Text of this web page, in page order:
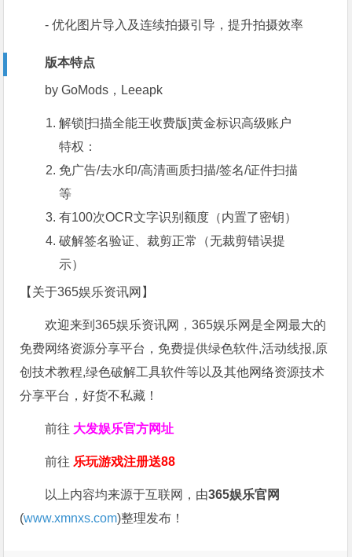
- 优化图片导入及连续拍摄引导，提升拍摄效率
版本特点
by GoMods，Leeapk
解锁[扫描全能王收费版]黄金标识高级账户
特权：
免广告/去水印/高清画质扫描/签名/证件扫描
等
有100次OCR文字识别额度（内置了密钥）
破解签名验证、裁剪正常（无裁剪错误提
示）
【关于365娱乐资讯网】
欢迎来到365娱乐资讯网，365娱乐网是全网最大的
免费网络资源分享平台，免费提供绿色软件,活动线报,原
创技术教程,绿色破解工具软件等以及其他网络资源技术
分享平台，好货不私藏！
前往 大发娱乐官方网址
前往 乐玩游戏注册送88
以上内容均来源于互联网，由365娱乐官网
(www.xmnxs.com)整理发布！